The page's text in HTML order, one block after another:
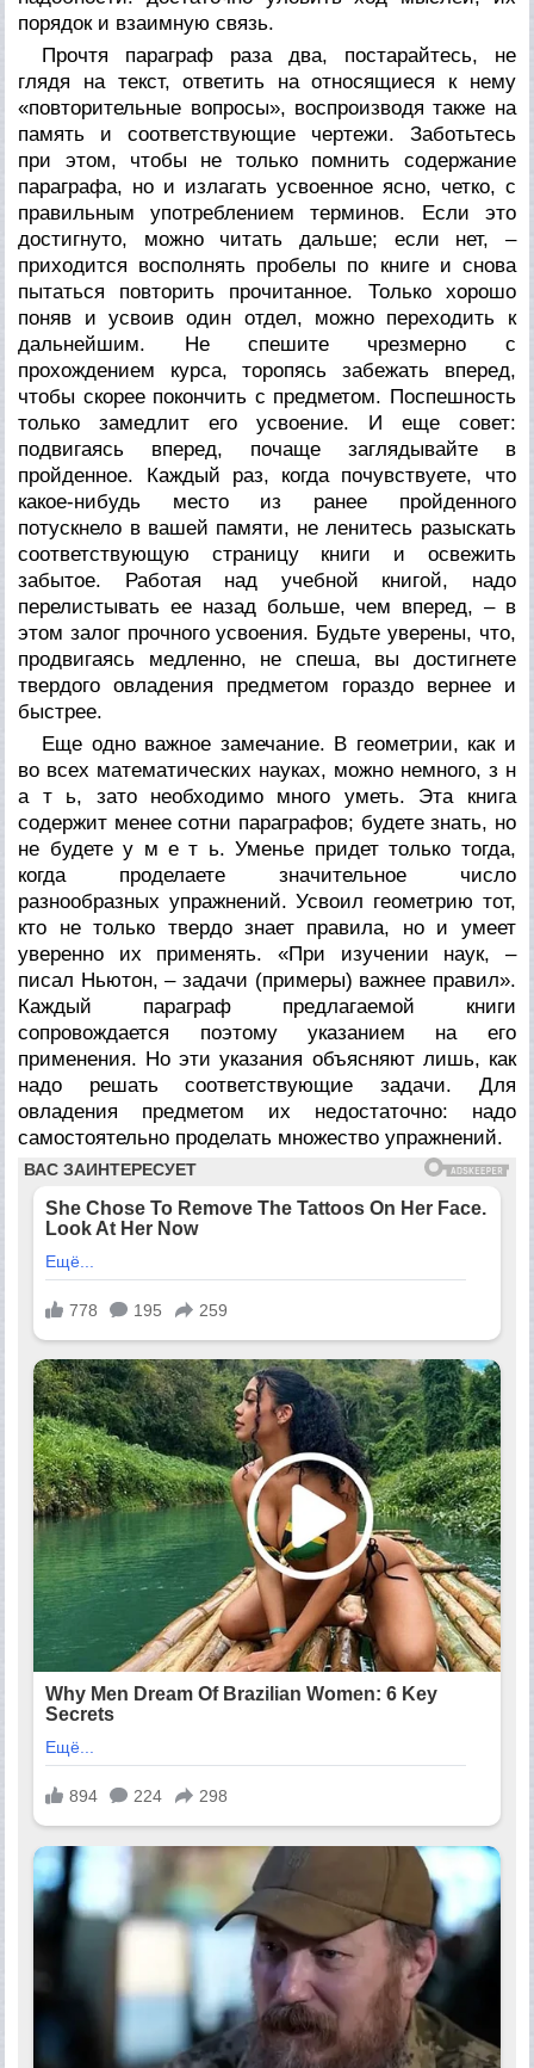
порядок и взаимную связь.
Прочтя параграф раза два, постарайтесь, не
глядя на текст, ответить на относящиеся к нему
«повторительные вопросы», воспроизводя также на
память и соответствующие чертежи. Заботьтесь
при этом, чтобы не только помнить содержание
параграфа, но и излагать усвоенное ясно, четко, с
правильным употреблением терминов. Если это
достигнуто, можно читать дальше; если нет, –
приходится восполнять пробелы по книге и снова
пытаться повторить прочитанное. Только хорошо
поняв и усвоив один отдел, можно переходить к
дальнейшим. Не спешите чрезмерно с
прохождением курса, торопясь забежать вперед,
чтобы скорее покончить с предметом. Поспешность
только замедлит его усвоение. И еще совет:
подвигаясь вперед, почаще заглядывайте в
пройденное. Каждый раз, когда почувствуете, что
какое-нибудь место из ранее пройденного
потускнело в вашей памяти, не ленитесь разыскать
соответствующую страницу книги и освежить
забытое. Работая над учебной книгой, надо
перелистывать ее назад больше, чем вперед, – в
этом залог прочного усвоения. Будьте уверены, что,
продвигаясь медленно, не спеша, вы достигнете
твердого овладения предметом гораздо вернее и
быстрее.
Еще одно важное замечание. В геометрии, как и
во всех математических науках, можно немного, з н
а т ь, зато необходимо много уметь. Эта книга
содержит менее сотни параграфов; будете знать, но
не будете у м е т ь. Уменье придет только тогда,
когда проделаете значительное число
разнообразных упражнений. Усвоил геометрию тот,
кто не только твердо знает правила, но и умеет
уверенно их применять. «При изучении наук, –
писал Ньютон, – задачи (примеры) важнее правил».
Каждый параграф предлагаемой книги
сопровождается поэтому указанием на его
применения. Но эти указания объясняют лишь, как
надо решать соответствующие задачи. Для
овладения предметом их недостаточно: надо
самостоятельно проделать множество упражнений.